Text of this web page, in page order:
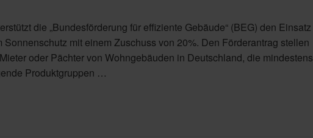
die „Bundesförderung für effiziente Gebäude“ (BEG) den Einsatz
mit einem Zuschuss von 20%. Den Förderantrag stellen
oder Pächter von Wohngebäuden in Deutschland, die mindestens
Produktgruppen …